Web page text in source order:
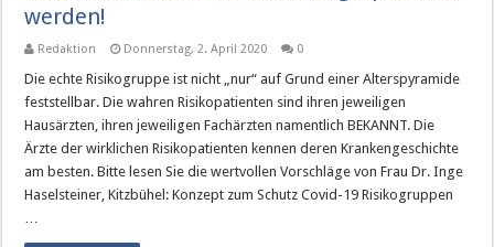
werden!
Redaktion Donnerstag, 2. April 2020 0
Die echte Risikogruppe ist nicht „nur“ auf Grund einer Alterspyramide
feststellbar. Die wahren Risikopatienten sind ihren jeweiligen
Hausärzten, ihren jeweiligen Fachärzten namentlich BEKANNT. Die
Ärzte der wirklichen Risikopatienten kennen deren Krankengeschichte
am besten. Bitte lesen Sie die wertvollen Vorschläge von Frau Dr. Inge
Haselsteiner, Kitzbühel: Konzept zum Schutz Covid-19 Risikogruppen